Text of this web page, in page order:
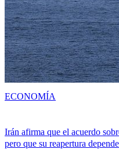
Irán afirma que el acuerdo
pero que su reapertura
ECONOMÍA